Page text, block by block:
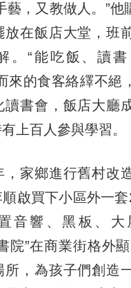
，又教做人。”他
放在飯店大堂，班
。“能吃飯、讀
來的食客絡繹不絕
讀書會，飯店大廳
上百人參與學習。
鄉進行舊村改
啟買下小區外一
音響、黑板、大
院”在商業街格外
，為孩子們創造